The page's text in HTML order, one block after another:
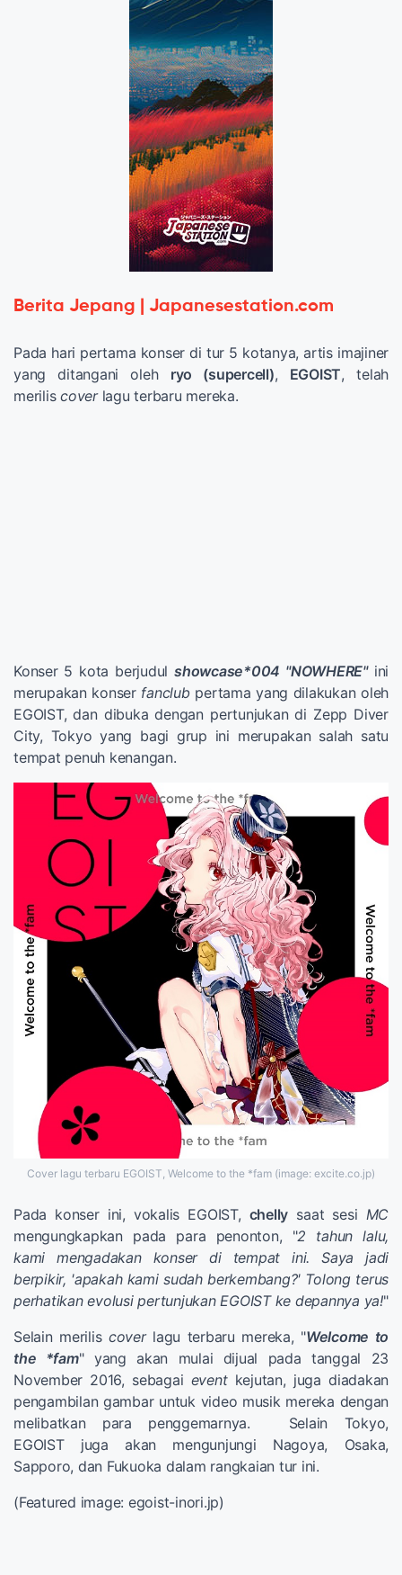
Berita Jepang | Japanesestation.com
Pada hari pertama konser di tur 5 kotanya, artis imajiner
yang ditangani oleh ryo (supercell), EGOIST, telah
merilis coverlagu terbaru mereka.
Konser 5 kota berjudulshowcase*004 "NOWHERE" ini
merupakan konser fanclub pertama yang dilakukan oleh
EGOIST, dan dibuka dengan pertunjukan di Zepp Diver
City, Tokyo yang bagi grup ini merupakan salah satu
tempat penuh kenangan.
Cover lagu terbaru EGOIST, Welcome to the *fam (image: excite.co.jp)
Pada konser ini, vokalis EGOIST, chelly saat sesi MC
mengungkapkan pada para penonton, "2 tahun lalu,
kami mengadakan konser di tempat ini. Saya jadi
berpikir, 'apakah kami sudah berkembang?' Tolong terus
perhatikan evolusi pertunjukan EGOIST ke depannya ya!"
Selain merilis coverlagu terbaru mereka, "Welcome to
the *fam" yang akan mulai dijual pada tanggal 23
November 2016, sebagai eventkejutan, juga diadakan
pengambilan gambar untuk video musik mereka dengan
melibatkan para penggemarnya. Selain Tokyo,
EGOIST juga akan mengunjungi Nagoya, Osaka,
Sapporo, dan Fukuoka dalam rangkaian tur ini.
(Featured image: egoist-inori.jp)